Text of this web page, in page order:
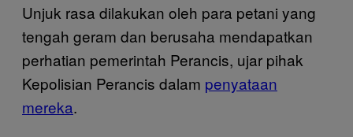
Unjuk rasa dilakukan oleh para petani yang
tengah geram dan berusaha mendapatkan
perhatian pemerintah Perancis, ujar pihak
Kepolisian Perancis dalam penyataan
mereka.